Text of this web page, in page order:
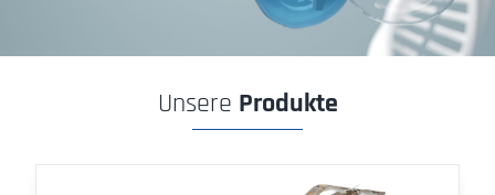
Unsere Produkte